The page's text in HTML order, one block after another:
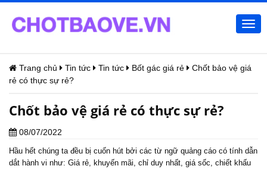
Trang chủ Tin tức Tin tức Bốt gác giá rẻ
Chốt bảo vệ giá
rẻ có thực sự rẻ?
Chốt bảo vệ giá rẻ có thực sự rẻ?
08/07/2022
Hầu hết chúng ta đều bị cuốn hút bởi các từ ngữ quảng cáo có tính dẫn
dắt hành vi như: Giá rẻ, khuyến mãi, chỉ duy nhất, giá sốc, chiết khấu